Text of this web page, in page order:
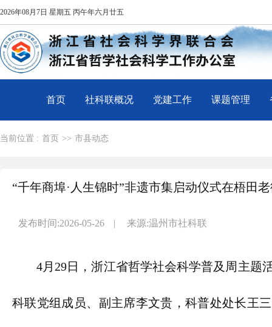
2026年08月7日 星期五 丙午年六月廿五
首页 社科联概况 党建工作 课题管理
当前位置 : 首页 >> 市县动态
“千年商埠·人生锦时”非遗市集启动仪式在梧田
发布时间:2026-05-26 | 来源:温州市社科联
4月29日，浙江省哲学社会科学普及周主
科联党组成员、副主席李文贵，科普处处长王